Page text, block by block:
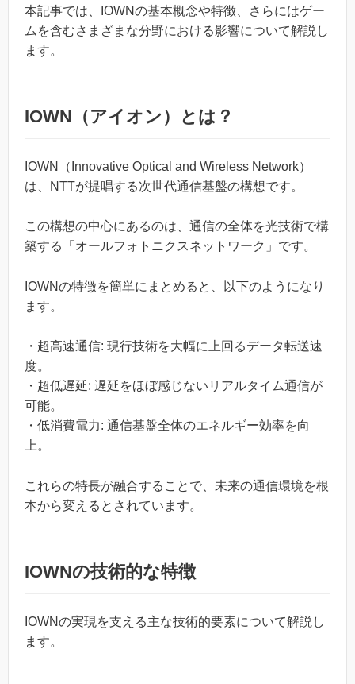
本記事では、IOWNの基本概念や特徴、さらにはゲー
ムを含むさまざまな分野における影響について解説し
ます。
IOWN（アイオン）とは？
IOWN（Innovative Optical and Wireless Network）
は、NTTが提唱する次世代通信基盤の構想です。
この構想の中心にあるのは、通信の全体を光技術で構
築する「オールフォトニクスネットワーク」です。
IOWNの特徴を簡単にまとめると、以下のようになり
ます。
・超高速通信: 現行技術を大幅に上回るデータ転送速
度。
・超低遅延: 遅延をほぼ感じないリアルタイム通信が
可能。
・低消費電力: 通信基盤全体のエネルギー効率を向
上。
これらの特長が融合することで、未来の通信環境を根
本から変えるとされています。
IOWNの技術的な特徴
IOWNの実現を支える主な技術的要素について解説し
ます。